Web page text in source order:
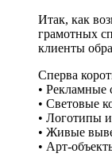
Итак, как
грамотных
клиенты
Сперва
• Рекламные
• Световые
• Логотипы
• Живые
• Арт-